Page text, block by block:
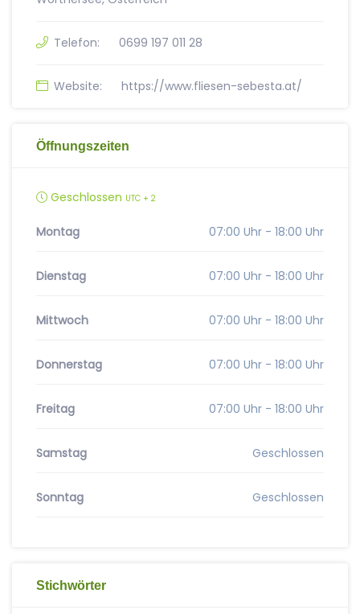
Telefon: 0699 197 011 28
Website: https://www.fliesen-sebesta.at/
Öffnungszeiten
Geschlossen UTC + 2
Montag 07:00 Uhr - 18:00 Uhr
Dienstag 07:00 Uhr - 18:00 Uhr
Mittwoch 07:00 Uhr - 18:00 Uhr
Donnerstag 07:00 Uhr - 18:00 Uhr
Freitag 07:00 Uhr - 18:00 Uhr
Samstag Geschlossen
Sonntag Geschlossen
Stichwörter